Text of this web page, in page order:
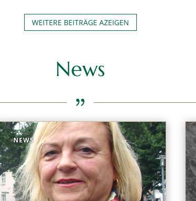
WEITERE BEITRÄGE AZEIGEN
News
{
NEWS